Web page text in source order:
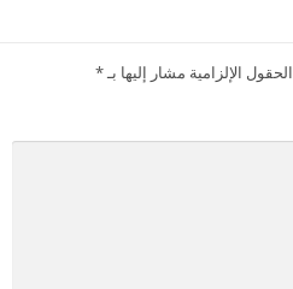
الحقول الإلزامية مشار إليها بـ*